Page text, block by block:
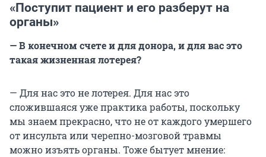
«Поступит пациент и его разберут на
органы»
— В конечном счете и для донора, и для вас это
такая жизненная лотерея?
— Для нас это не лотерея. Для нас это
сложившаяся уже практика работы, поскольку
мы знаем прекрасно, что не от каждого умершего
от инсульта или черепно-мозговой травмы
можно изъять органы. Тоже бытует мнение: